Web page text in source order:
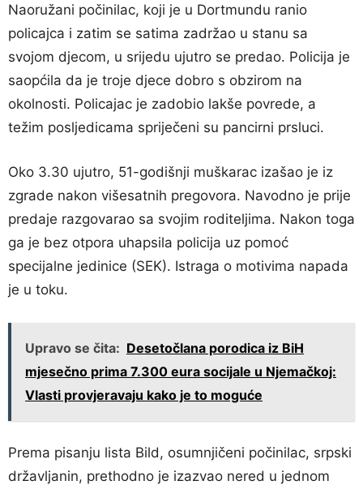
Naoružani počinilac, koji je u Dortmundu ranio
policajca i zatim se satima zadržao u stanu sa
svojom djecom, u srijedu ujutro se predao. Policija je
saopćila da je troje djece dobro s obzirom na
okolnosti. Policajac je zadobio lakše povrede, a
težim posljedicama spriječeni su pancirni prsluci.
Oko 3.30 ujutro, 51-godišnji muškarac izašao je iz
zgrade nakon višesatnih pregovora. Navodno je prije
predaje razgovarao sa svojim roditeljima. Nakon toga
ga je bez otpora uhapsila policija uz pomoć
specijalne jedinice (SEK). Istraga o motivima napada
je u toku.
Upravo se čita: Desetočlana porodica iz BiH
mjesečno prima 7.300 eura socijale u Njemačkoj:
Vlasti provjeravaju kako je to moguće
Prema pisanju lista Bild, osumnjičeni počinilac, srpski
državljanin, prethodno je izazvao nered u jednom